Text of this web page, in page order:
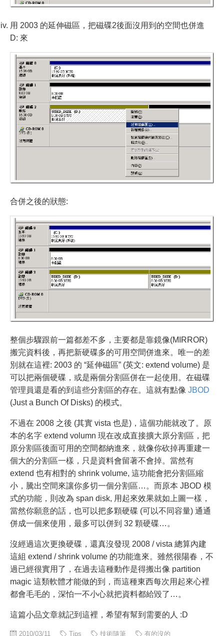
用 2003 的延伸磁區，把磁碟2後面沒用到的空間也併進
D: 來
合併之後的狀態:
整個步驟跟前一篇都差不多，主要都是靠鏡像(MIRROR)
搬完資料後，再把新硬碟多的可用空間併進來。唯一的差
別就在這裡: 2003 的 “延伸磁區” (英文: extend volume) 是
可以把兩個硬碟，或是兩個分割區併在一起使用。在磁碟
管理員還是看的到這些分割區的存在。這就有點像 JBOD
(Just a Bunch Of Disks) 的模式。
不過在 2008 之後 (其實 vista 也是)，這個功能就改了。原
本的名字 extend volumn 現在改成直接擴大原分割區，把
原分割區後面可用的空間都納進來，就像你砍掉再重建一
個大的分割區一樣，只是資料會留著不會掉。當然有
extend 也有相對的 shrink volume, 這功能會把分割區縮
小，騰出空間來讓你多切一個分割區…。而原本 JBOD 模
式的功能，則改為 span disk, 用起來效果就如上圖一樣，
當然你願意的話，也可以把多顆硬碟 (可以不同容量) 通通
併成一個來使用，最多可以併到 32 顆硬碟…。
沒經過這次更換硬碟，還真沒發現 2008 / vista 總算內建
這組 extend / shrink volume 的功能進來。雖然很陽春，不
過已經很實用了，在過去這種動作是得搬出像 partition
magic 這類軟體才能做的到，而這種東西每次用起來心裡
都會毛毛的，深怕一不小心就把資料都給毀了…。
這篇小品文章就記到這裡，希望有幫到需要的人 :D
2010/03/11 Tips 技術隨筆 有的沒的